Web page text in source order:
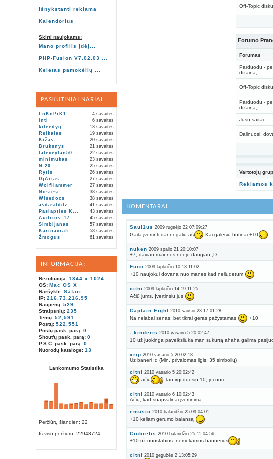
Išnykstanti reklama
Kalendorius
Skirti naujokams:
Mano profilis įdėj...
PHP-Fusion V7.02.03 ...
Keletas pamokėlių ...
PASKUTINIAI NARIAI
LnKnPrK1
4 savaitės
inti
6 savaitės
kileedyg
13 savaitės
Reikalas
19 savaitės
Kižas
20 savaitės
Bruksnys
21 savaitės
laleceylan50
22 savaitės
minimukas
23 savaitės
N-20
25 savaitės
Rytis
26 savaitės
DjArtas
27 savaitės
WolfHammer
27 savaitės
Nostesi
38 savaitės
Wisedocs
38 savaitės
asdasdddz
41 savaitės
Paslapties K...
43 savaitės
Audrius_17
45 savaitės
Simbijanas
57 savaitės
Karinacraft
58 savaitės
Žmogus
61 savaitės
INFORMACIJA:
Rezoliucija: 1344 x 1024
OS: Mac OS X
Naršyklė: Safari
IP: 216.73.216.95
Naujienų: 529
Straipsnių: 235
Temų: 52,591
Postų: 522,551
Postų pask. parą: 0
Shout'ų pask. parą: 0
P.S.C. pask. parą: 0
Nuorodų kataloge: 13
Lankomumo Statistika
Peržiūrų šiandien: 22
Iš viso peržiūrų: 22948724
Off-Topic
Forumo
Forumas
Parduodu -
dizainą, ...
Off-Topic
Parduodu -
dizainą, ...
Jūsų saitai
Dalinuosi,
Vartotojų
Reklamos
KOMENTARAI
Saul1us 2009 rugsėjo 22 07:09:27
Gaila įvertinti dar negaliu aš Kai galėsiu būtinai +10
nuken 2009 spalio 21 20:10:07
+7, daviau max nes neejo daugiau ;D
Funo 2009 lapkričio 10 13:11:02
+10 naujokui dovana nuo manes kad neliudetum
citni 2009 lapkričio 14 19:11:25
Ačiū jums. Įvertinsiu jus
Captain Eight 2010 sausio 23 17:01:28
Na nelabai senas, bet tikrai geras pažystamas +10
- kinderis 2010 vasario 5 20:02:47
10 už juokinga paveiksliuka man sukurtą ahaha galima
xrip 2010 vasario 5 20:02:18
Uz baneri ;d (Min. privalomas ilgis: 35 simbolių)
citni 2010 vasario 5 20:02:42
ačiū Tau irgi duosiu 10, jei nori.
citni 2010 vasario 6 10:02:43
Ačiū, kad suapvalinai įvertinimą
emusic 2010 balandžio 25 09:04:01
+10 keliam gerumo balansą
Ciobrelis 2010 balandžio 25 11:04:56
+10 už nuostabius ,nemokamus bannerius
citni 2010 gegužės 2 13:05:29